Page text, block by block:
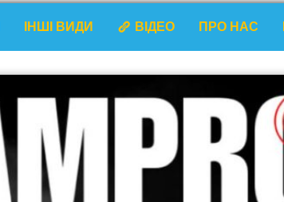
ІНШІ ВИДИ ВІДЕО ПРО НАС